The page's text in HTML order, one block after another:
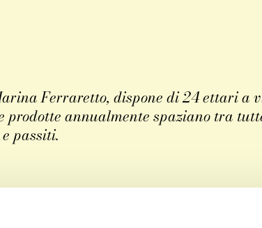
Ferraretto, dispone di 24 ettari a
annualmente spaziano tra
passiti.